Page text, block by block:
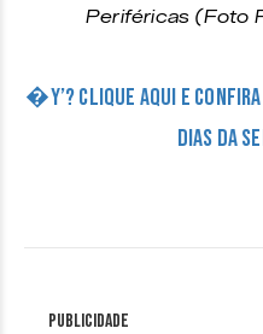
Periféricas (Foto
�Y’? CLIQUE AQUI E
DIAS DA
Publicidade